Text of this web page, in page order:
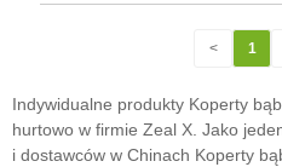
< 1
Indywidualne produkty Koperty
hurtowo w firmie Zeal X. Jako
i dostawców w Chinach Koperty